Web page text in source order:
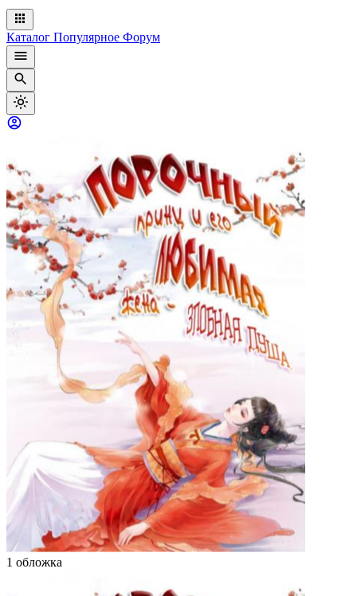
Каталог Популярное Форум
1 обложка